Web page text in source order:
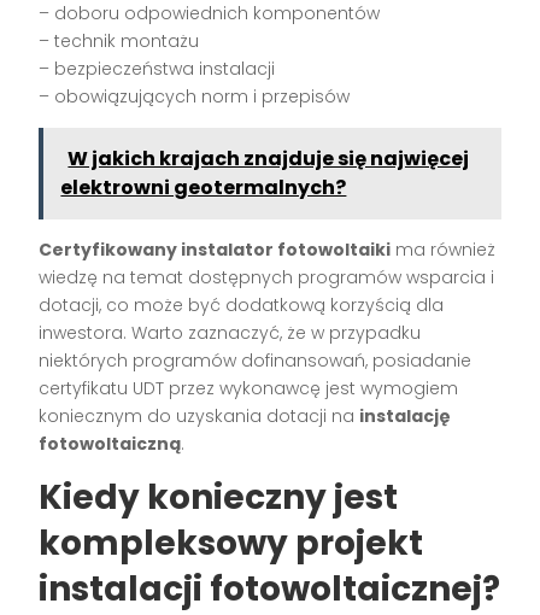
– doboru odpowiednich komponentów
– technik montażu
– bezpieczeństwa instalacji
– obowiązujących norm i przepisów
W jakich krajach znajduje się najwięcej
elektrowni geotermalnych?
Certyfikowany instalator fotowoltaiki ma również
wiedzę na temat dostępnych programów wsparcia i
dotacji, co może być dodatkową korzyścią dla
inwestora. Warto zaznaczyć, że w przypadku
niektórych programów dofinansowań, posiadanie
certyfikatu UDT przez wykonawcę jest wymogiem
koniecznym do uzyskania dotacji na instalację
fotowoltaiczną.
Kiedy konieczny jest
kompleksowy projekt
instalacji fotowoltaicznej?